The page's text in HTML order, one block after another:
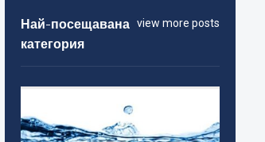
view more posts
Най-посещавана
категория